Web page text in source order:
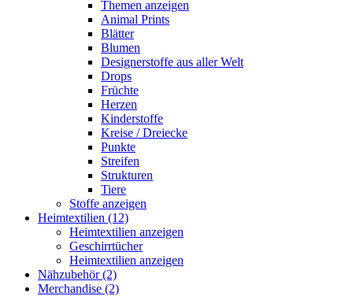
Themen anzeigen
Animal Prints
Blätter
Blumen
Designerstoffe aus aller Welt
Drops
Früchte
Herzen
Kinderstoffe
Kreise / Dreiecke
Punkte
Streifen
Strukturen
Tiere
Stoffe anzeigen
Heimtextilien (12)
Heimtextilien anzeigen
Geschirrtücher
Heimtextilien anzeigen
Nähzubehör (2)
Merchandise (2)